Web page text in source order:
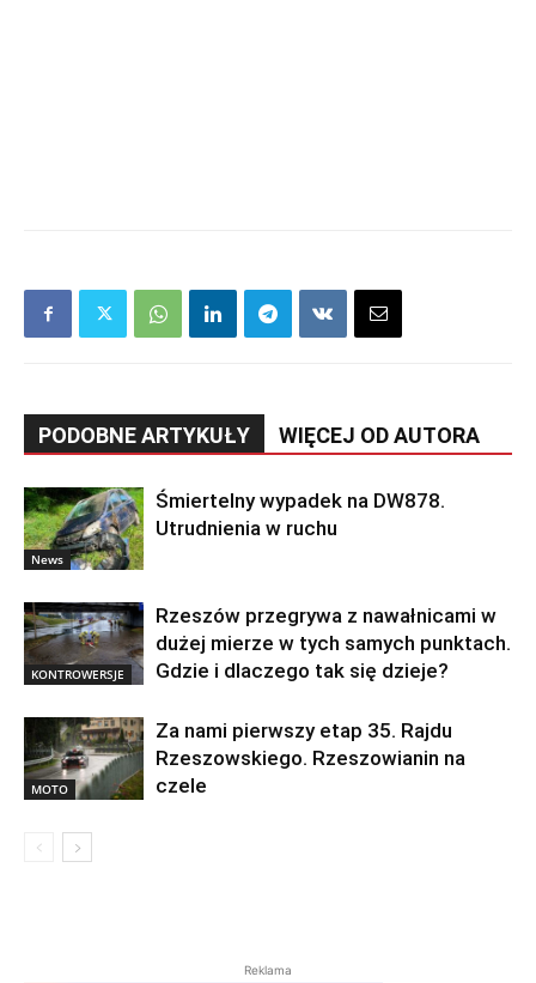
PODOBNE ARTYKUŁY WIĘCEJ OD AUTORA
News
Śmiertelny wypadek na DW878.
Utrudnienia w ruchu
KONTROWERSJE
Rzeszów przegrywa z nawałnicami w
dużej mierze w tych samych punktach.
Gdzie i dlaczego tak się dzieje?
MOTO
Za nami pierwszy etap 35. Rajdu
Rzeszowskiego. Rzeszowianin na
czele
Reklama